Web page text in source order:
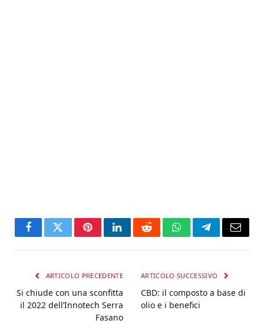
FacebookTwitterPinterestLinkedInRedditWhatsAppTelegramEmail
ARTICOLO PRECEDENTE
Si chiude con una sconfitta
il 2022 dell’Innotech Serra
Fasano
ARTICOLO SUCCESSIVO
CBD: il composto a base di
olio e i benefici